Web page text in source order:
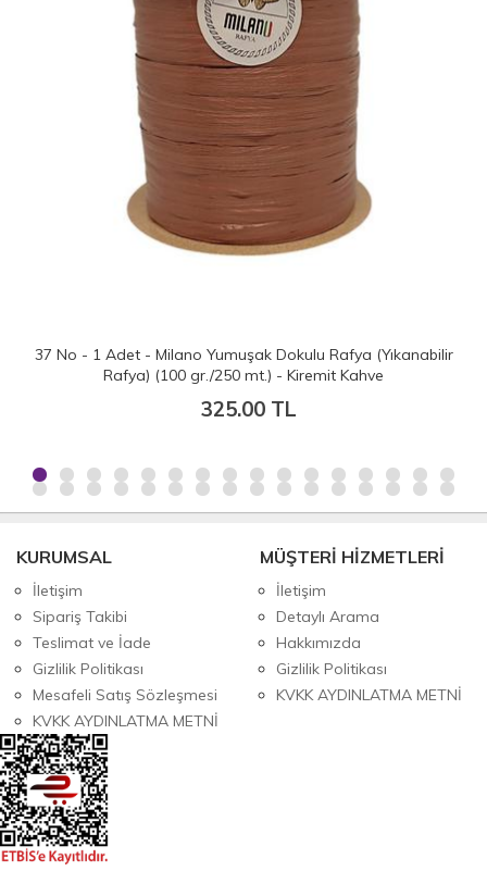
11 No - 1 Adet - Milano Yumuşak Dokulu Rafya (Yıkanabilir
Rafya) (100 gr./250 mt.) - Kahverengi
325.00 TL
KURUMSAL
İletişim
Sipariş Takibi
Teslimat ve İade
Gizlilik Politikası
Mesafeli Satış Sözleşmesi
KVKK AYDINLATMA METNİ
MÜŞTERİ HİZMETLERİ
İletişim
Detaylı Arama
Hakkımızda
Gizlilik Politikası
KVKK AYDINLATMA METNİ